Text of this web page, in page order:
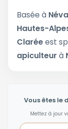
Basée à
Hautes-
Claréeest
apiculteur à
Vous êtes le
Mettez à jour